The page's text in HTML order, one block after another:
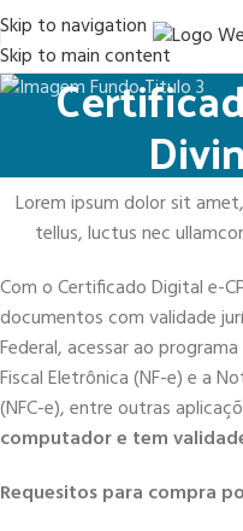
Skip to navigation
Skip to main content
Lorem ipsum dolor sit
tellus, luctus nec
Com o Certificado Digital e-
documentos com validade
Federal, acessar ao
Fiscal Eletrônica (NF-e) e a
(NFC-e), entre outras
computador e tem
Requesitos para compra